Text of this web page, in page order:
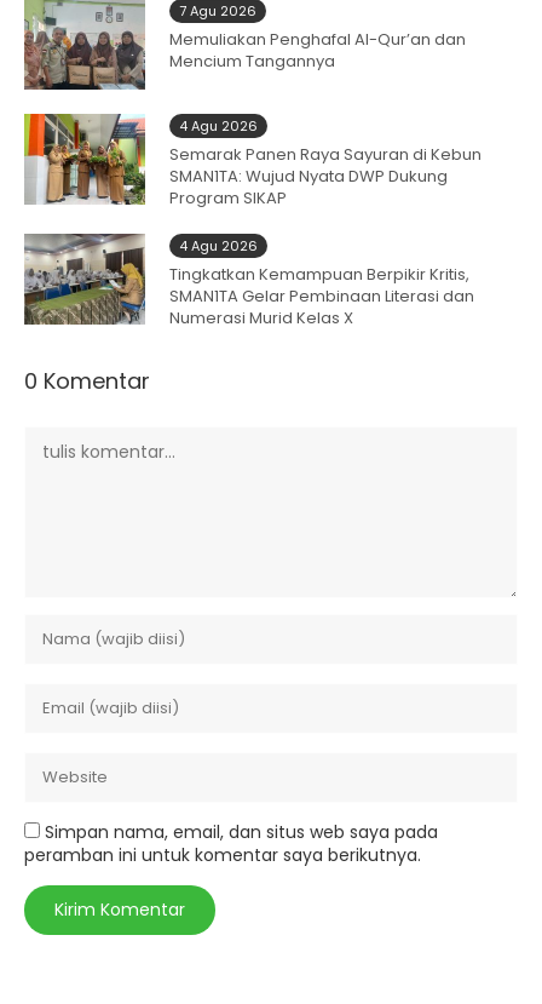
7 Agu 2026
Memuliakan Penghafal Al-Qur’an dan
Mencium Tangannya
4 Agu 2026
Semarak Panen Raya Sayuran di Kebun
SMAN1TA: Wujud Nyata DWP Dukung
Program SIKAP
4 Agu 2026
Tingkatkan Kemampuan Berpikir Kritis,
SMAN1TA Gelar Pembinaan Literasi dan
Numerasi Murid Kelas X
0 Komentar
Simpan nama, email, dan situs web saya pada
peramban ini untuk komentar saya berikutnya.